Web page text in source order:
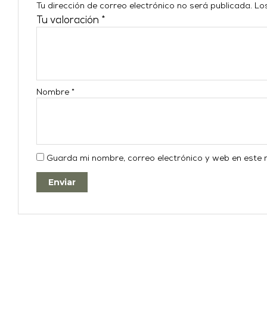
Tu dirección de correo electrónico no será publicada.
Tu valoración *
Nombre*
Guarda mi nombre, correo electrónico y web en